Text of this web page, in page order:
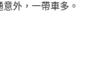
外，一帶車多。